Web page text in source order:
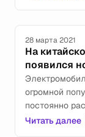
28 марта 2021
На
появился
огромной
постоянно
лидирующие
Читать далее